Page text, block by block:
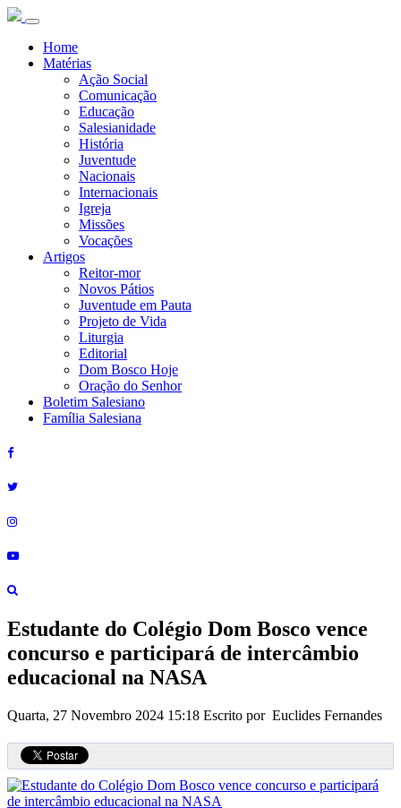
Home
Matérias
Ação Social
Comunicação
Educação
Salesianidade
História
Juventude
Nacionais
Internacionais
Igreja
Missões
Vocações
Artigos
Reitor-mor
Novos Pátios
Juventude em Pauta
Projeto de Vida
Liturgia
Editorial
Dom Bosco Hoje
Oração do Senhor
Boletim Salesiano
Família Salesiana
Estudante do Colégio Dom Bosco vence
concurso e participará de intercâmbio
educacional na NASA
Quarta, 27 Novembro 2024 15:18 Escrito por Euclides Fernandes